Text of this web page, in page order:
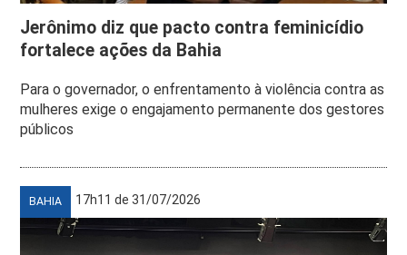
Jerônimo diz que pacto contra feminicídio
fortalece ações da Bahia
Para o governador, o enfrentamento à violência contra as
mulheres exige o engajamento permanente dos gestores
públicos
BAHIA 17h11 de 31/07/2026